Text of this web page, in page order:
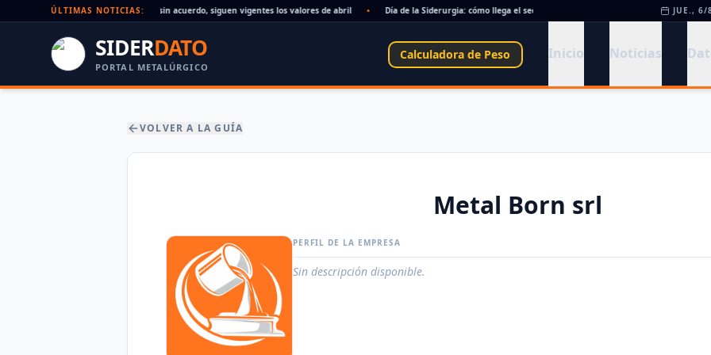
ÚLTIMAS NOTICIAS:
Paritaria UOM agosto 2026: sin acuerdo, siguen vigentes los valores de abril Día de la Siderurgia: cómo llega el sector al aniversario 78 del legado de Savio •
JUE., 6/
SIDERDATO
PORTAL METALÚRGICO
Calculadora de Peso Inicio Noticias
VOLVER A LA GUÍA
Metal Born srl
PERFIL DE LA EMPRESA
Sin descripción disponible.